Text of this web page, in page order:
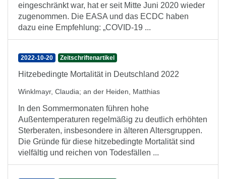
eingeschränkt war, hat er seit Mitte Juni 2020 wieder
zugenommen. Die EASA und das ECDC haben
dazu eine Empfehlung: „COVID-19 ...
2022-10-20 Zeitschriftenartikel
Hitzebedingte Mortalität in Deutschland 2022
Winklmayr, Claudia; an der Heiden, Matthias
In den Sommermonaten führen hohe
Außentemperaturen regelmäßig zu deutlich erhöhten
Sterberaten, insbesondere in älteren Altersgruppen.
Die Gründe für diese hitzebedingte Mortalität sind
vielfältig und reichen von Todesfällen ...